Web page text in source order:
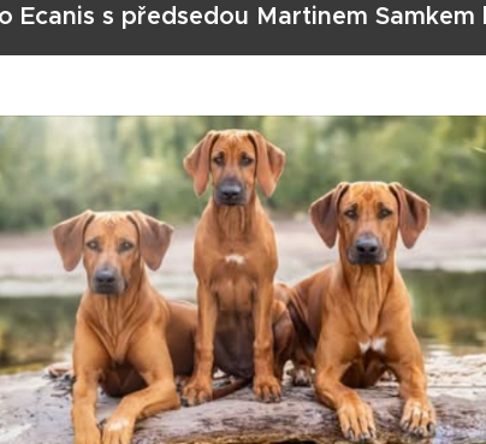
Ecanis s předsedou Martinem